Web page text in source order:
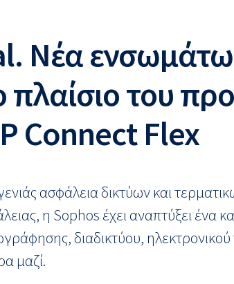
Νέα
πλαίσιο του
Connect Flex
ασφάλεια δικτύων και
η Sophos έχει αναπτύξει ένα
διαδικτύου,
μαζί.